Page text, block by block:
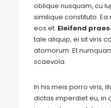
oblique nusquam, cu
similique constituto.
eos et. Eleifend
tale aliquip, ei sit viris
atomorum. Et
scaevola.
In his meis porro viris,
dictas imperdiet eu, in